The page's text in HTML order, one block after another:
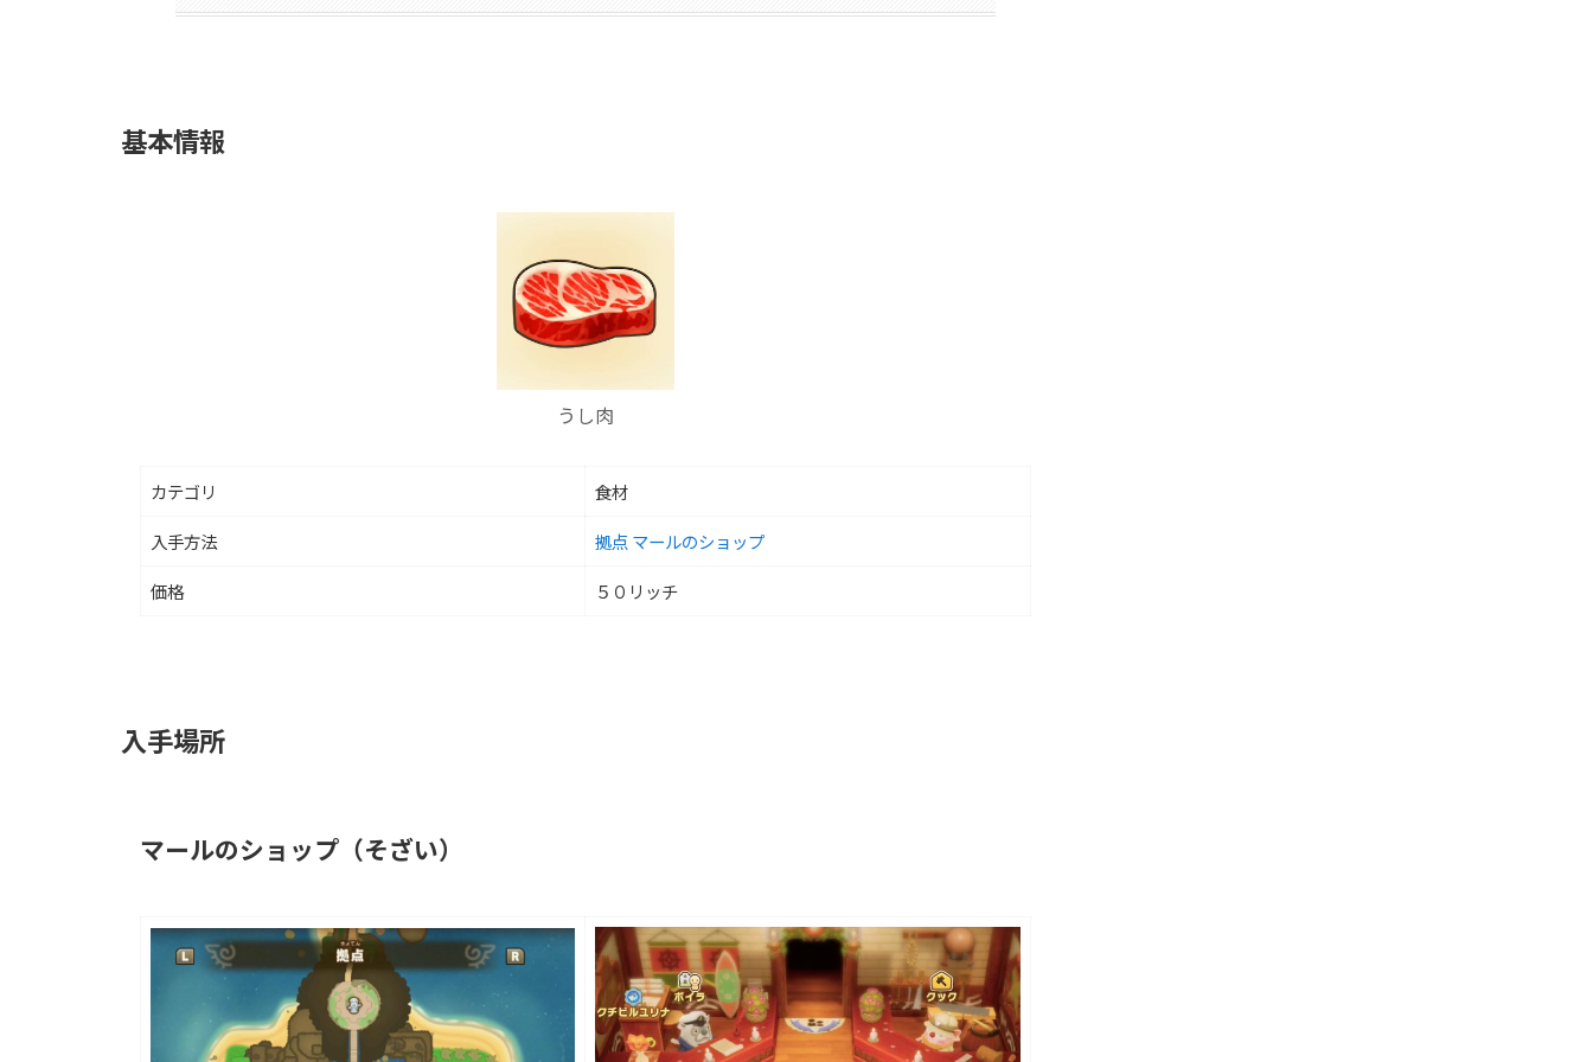
基本情報
うし肉
カテゴリ
食材
入手方法
拠点 マールのショップ
価格
５０リッチ
入手場所
マールのショップ（そざい）